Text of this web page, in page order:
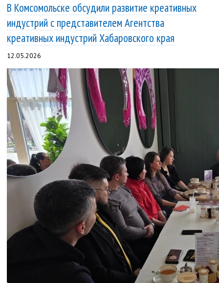
В Комсомольске обсудили развитие креативных
индустрий с представителем Агентства
креативных индустрий Хабаровского края
12.05.2026